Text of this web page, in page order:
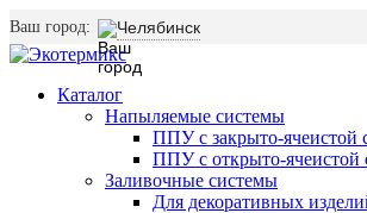
Ваш город: Челябинск
Каталог
Напыляемые системы
ППУ с закрыто-ячеистой
ППУ с открыто-ячеистой
Заливочные системы
Для декоративных